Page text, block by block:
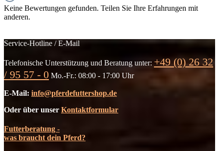
Keine Bewertungen gefunden. Teilen Sie Ihre Erfahrungen mit
anderen.
Service-Hotline / E-Mail
Telefonische Unterstützung und Beratung unter: +49 (0) 26 32
/ 95 57 - 0 Mo.-Fr.: 08:00 - 17:00 Uhr
E-Mail: info@pferdefuttershop.de
Oder über unser Kontaktformular
Futterberatung -
was braucht dein Pferd?